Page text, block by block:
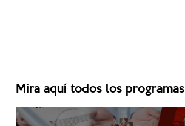
Mira aquí todos los programas